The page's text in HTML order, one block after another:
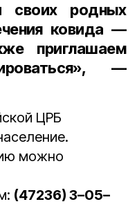
своих родных
ковида —
приглашаем
—
ЦРБ
можно
(47236) 3–05–